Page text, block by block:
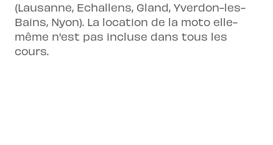
(Lausanne, Echallens, Gland, Yverdon-les-
Bains, Nyon). La location de la moto elle-
même n'est pas incluse dans tous les
cours.